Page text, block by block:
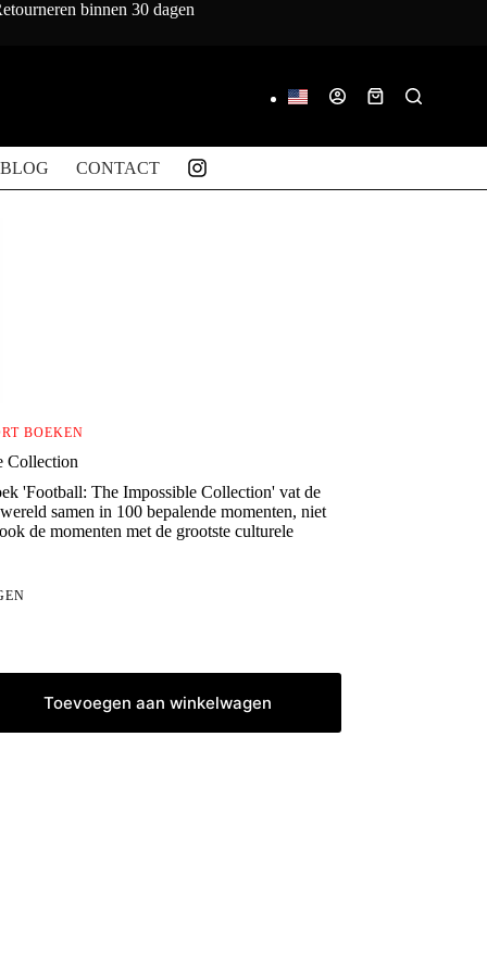
binnen 30 dagen
Winkelwagen
BLOG CONTACT
BOEKEN
Collection
'Football: The Impossible Collection' vat de
samen in 100 bepalende momenten, niet
de momenten met de grootste culturele
Toevoegen aan winkelwagen